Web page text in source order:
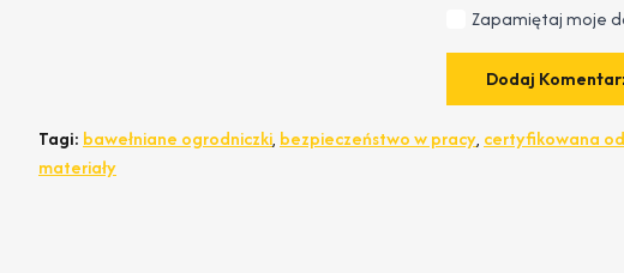
Zapamiętaj moje
Tagi: bawełniane ogrodniczki, bezpieczeństwo w pracy, certyfikowana
materiały